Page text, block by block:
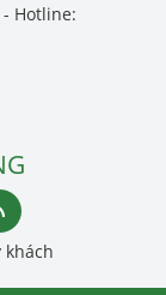
Hotline: